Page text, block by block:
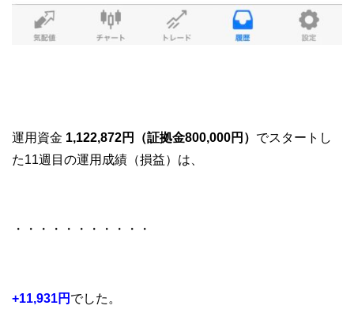
運用資金 1,122,872円（証拠金800,000円） でスタートし
た11週目の運用成績（損益）は、
・・・・・・・・・・・
+11,931円 でした 。